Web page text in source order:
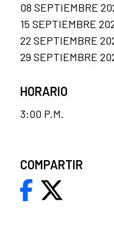
08 SEPTIEMBRE
15 SEPTIEMBRE
22 SEPTIEMBRE
29 SEPTIEMBRE
HORARIO
3:00 P.M.
COMPARTIR